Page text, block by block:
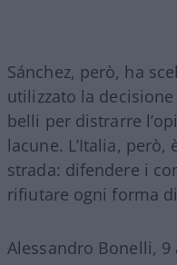
Sánchez, però, ha
utilizzato la
belli per distrarre
lacune. L’Italia,
strada: difendere i
rifiutare ogni forma
Alessandro Bonelli, 9